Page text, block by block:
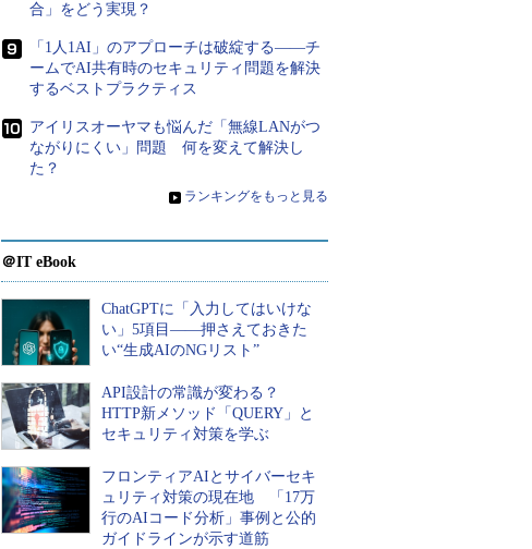
合」をどう実現？
「1人1AI」のアプローチは破綻する――チ
ームでAI共有時のセキュリティ問題を解決
するベストプラクティス
アイリスオーヤマも悩んだ「無線LANがつ
ながりにくい」問題 何を変えて解決し
た？
» ランキングをもっと見る
＠IT eBook
ChatGPTに「入力してはいけな
い」5項目――押さえておきた
い“生成AIのNGリスト”
API設計の常識が変わる？
HTTP新メソッド「QUERY」と
セキュリティ対策を学ぶ
フロンティアAIとサイバーセキ
ュリティ対策の現在地 「17万
行のAIコード分析」事例と公的
ガイドラインが示す道筋